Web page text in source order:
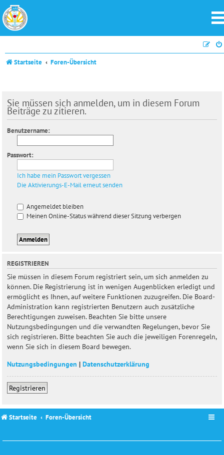
Startseite Foren-Übersicht
Sie müssen sich anmelden, um in diesem Forum
Beiträge zu zitieren.
Benutzername:
Passwort:
Ich habe mein Passwort vergessen
Die Aktivierungs-E-Mail erneut senden
Angemeldet bleiben
Meinen Online-Status während dieser Sitzung verbergen
REGISTRIEREN
Sie müssen in diesem Forum registriert sein, um sich anmelden zu
können. Die Registrierung ist in wenigen Augenblicken erledigt und
ermöglicht es Ihnen, auf weitere Funktionen zuzugreifen. Die Board-
Administration kann registrierten Benutzern auch zusätzliche
Berechtigungen zuweisen. Beachten Sie bitte unsere
Nutzungsbedingungen und die verwandten Regelungen, bevor Sie
sich registrieren. Bitte beachten Sie auch die jeweiligen Forenregeln,
wenn Sie sich in diesem Board bewegen.
Nutzungsbedingungen | Datenschutzerklärung
Registrieren
Startseite Foren-Übersicht